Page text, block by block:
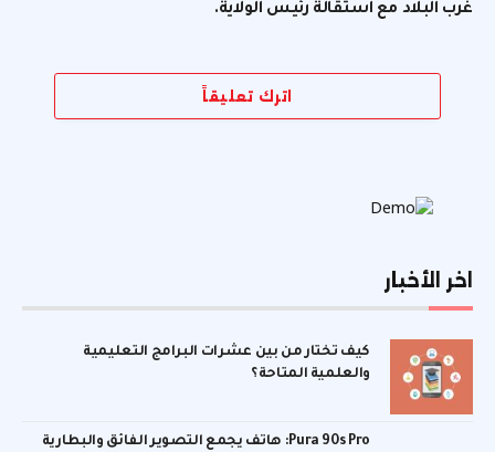
غرب البلاد مع استقالة رئيس الولاية.
اترك تعليقاً
اخر الأخبار
كيف تختار من بين عشرات البرامج التعليمية
والعلمية المتاحة؟
Pura 90s Pro: هاتف يجمع التصوير الفائق والبطارية